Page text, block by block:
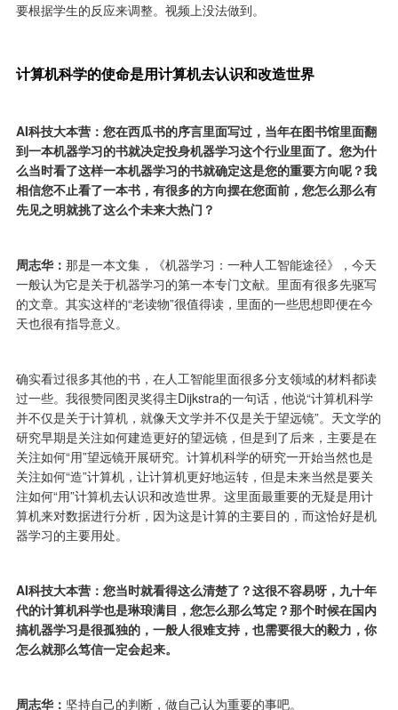
要根据学生的反应来调整。视频上没法做到。
计算机科学的使命是用计算机去认识和改造世界
AI科技大本营：您在西瓜书的序言里面写过，当年在图书馆里面翻
到一本机器学习的书就决定投身机器学习这个行业里面了。您为什
么当时看了这样一本机器学习的书就确定这是您的重要方向呢？我
相信您不止看了一本书，有很多的方向摆在您面前，您怎么那么有
先见之明就挑了这么个未来大热门？
周志华： 那是一本文集，《机器学习：一种人工智能途径》，今天
一般认为它是关于机器学习的第一本专门文献。里面有很多先驱写
的文章。其实这样的“老读物”很值得读，里面的一些思想即便在今
天也很有指导意义。
确实看过很多其他的书，在人工智能里面很多分支领域的材料都读
过一些。我很赞同图灵奖得主Dijkstra的一句话，他说“计算机科学
并不仅是关于计算机，就像天文学并不仅是关于望远镜”。天文学的
研究早期是关注如何建造更好的望远镜，但是到了后来，主要是在
关注如何“用”望远镜开展研究。计算机科学的研究一开始当然也是
关注如何“造”计算机，让计算机更好地运转，但是未来当然是要关
注如何“用”计算机去认识和改造世界。这里面最重要的无疑是用计
算机来对数据进行分析，因为这是计算的主要目的，而这恰好是机
器学习的主要用处。
AI科技大本营：您当时就看得这么清楚了？这很不容易呀，九十年
代的计算机科学也是琳琅满目，您怎么那么笃定？那个时候在国内
搞机器学习是很孤独的，一般人很难支持，也需要很大的毅力，你
怎么就那么笃信一定会起来。
周志华： 坚持自己的判断，做自己认为重要的事吧。